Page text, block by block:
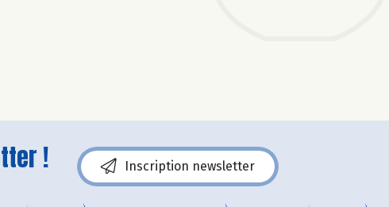
! Inscription newsletter